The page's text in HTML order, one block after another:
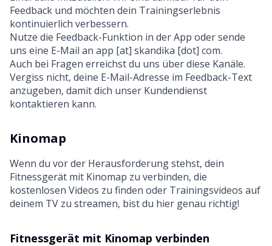
Feedback und möchten dein Trainingserlebnis
kontinuierlich verbessern.
Nutze die Feedback-Funktion in der App oder sende
uns eine E-Mail an app [at] skandika [dot] com.
Auch bei Fragen erreichst du uns über diese Kanäle.
Vergiss nicht, deine E-Mail-Adresse im Feedback-Text
anzugeben, damit dich unser Kundendienst
kontaktieren kann.
Kinomap
Wenn du vor der Herausforderung stehst, dein
Fitnessgerät mit Kinomap zu verbinden, die
kostenlosen Videos zu finden oder Trainingsvideos auf
deinem TV zu streamen, bist du hier genau richtig!
Fitnessgerät mit Kinomap verbinden